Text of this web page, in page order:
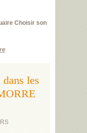
Choisir son
dans les